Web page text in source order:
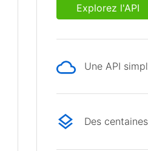
Explorez l'API
Une API
Des